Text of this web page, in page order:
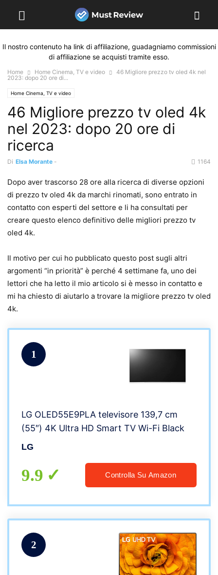
Il nostro contenuto ha link di affiliazione, guadagniamo commissioni
di affiliazione se acquisti tramite esso.
Home Home Cinema, TV e video
46 Migliore prezzo tv oled 4k nel
2023: dopo 20 ore di...
Home Cinema, TV e video
46 Migliore prezzo tv oled 4k
nel 2023: dopo 20 ore di
ricerca
Di Elsa Morante - 1164
Dopo aver trascorso 28 ore alla ricerca di diverse opzioni
di prezzo tv oled 4k da marchi rinomati, sono entrato in
contatto con esperti del settore e li ha consultati per
creare questo elenco definitivo delle migliori prezzo tv
oled 4k.
Il motivo per cui ho pubblicato questo post sugli altri
argomenti “in priorità” è perché 4 settimane fa, uno dei
lettori che ha letto il mio articolo si è messo in contatto e
mi ha chiesto di aiutarlo a trovare la migliore prezzo tv oled
4k.
1
LG OLED55E9PLA televisore 139,7 cm
(55″) 4K Ultra HD Smart TV Wi-Fi Black
LG
9.9 Controlla Su Amazon
2